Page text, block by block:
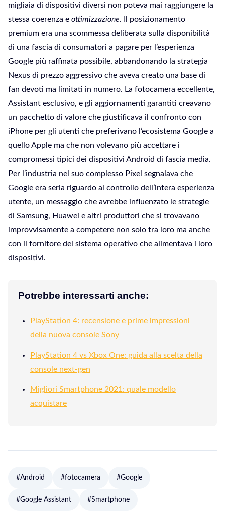
migliaia di dispositivi diversi non poteva mai raggiungere la
stessa coerenza e ottimizzazione. Il posizionamento
premium era una scommessa deliberata sulla disponibilità
di una fascia di consumatori a pagare per l’esperienza
Google più raffinata possibile, abbandonando la strategia
Nexus di prezzo aggressivo che aveva creato una base di
fan devoti ma limitati in numero. La fotocamera eccellente,
Assistant esclusivo, e gli aggiornamenti garantiti creavano
un pacchetto di valore che giustificava il confronto con
iPhone per gli utenti che preferivano l’ecosistema Google a
quello Apple ma che non volevano più accettare i
compromessi tipici dei dispositivi Android di fascia media.
Per l’industria nel suo complesso Pixel segnalava che
Google era seria riguardo al controllo dell’intera esperienza
utente, un messaggio che avrebbe influenzato le strategie
di Samsung, Huawei e altri produttori che si trovavano
improvvisamente a competere non solo tra loro ma anche
con il fornitore del sistema operativo che alimentava i loro
dispositivi.
Potrebbe interessarti anche:
PlayStation 4: recensione e prime impressioni
della nuova console Sony
PlayStation 4 vs Xbox One: guida alla scelta della
console next-gen
Migliori Smartphone 2021: quale modello
acquistare
#Android #fotocamera #Google
#Google Assistant #Smartphone